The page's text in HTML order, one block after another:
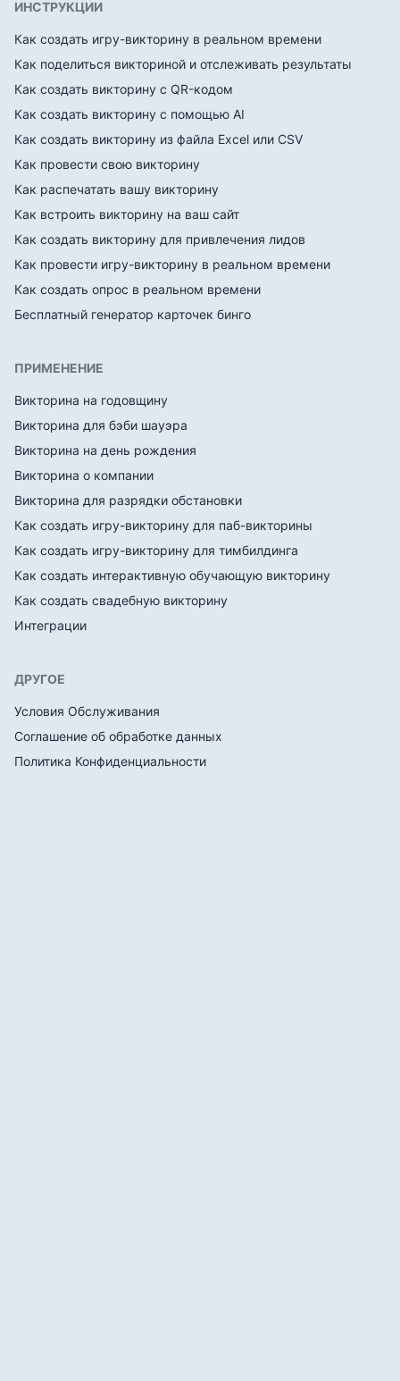
ИНСТРУКЦИИ
Как создать игру-викторину в реальном времени
Как поделиться викториной и отслеживать результаты
Как создать викторину с QR-кодом
Как создать викторину с помощью AI
Как создать викторину из файла Excel или CSV
Как провести свою викторину
Как распечатать вашу викторину
Как встроить викторину на ваш сайт
Как создать викторину для привлечения лидов
Как провести игру-викторину в реальном времени
Как создать опрос в реальном времени
Бесплатный генератор карточек бинго
ПРИМЕНЕНИЕ
Викторина на годовщину
Викторина для бэби шауэра
Викторина на день рождения
Викторина о компании
Викторина для разрядки обстановки
Как создать игру-викторину для паб-викторины
Как создать игру-викторину для тимбилдинга
Как создать интерактивную обучающую викторину
Как создать свадебную викторину
Интеграции
ДРУГОЕ
Условия Обслуживания
Соглашение об обработке данных
Политика Конфиденциальности